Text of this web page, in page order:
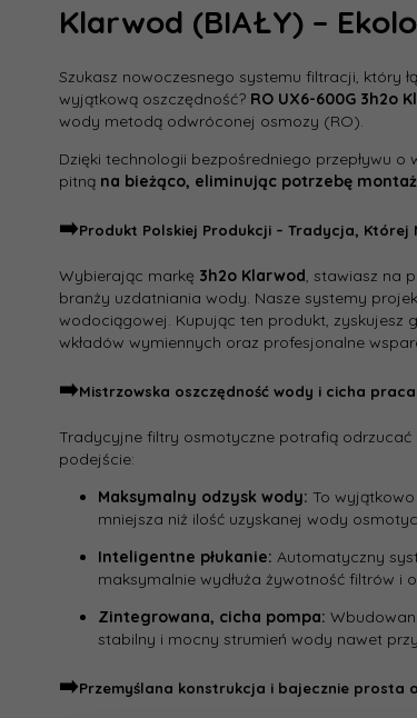
Klarwod (BIAŁY) –
Szukasz nowoczesnego systemu filtracji, który
wyjątkową oszczędność? RO UX6-600G 3h2o
wody metodą odwróconej osmozy (RO).
Dzięki technologii bezpośredniego przepływu
pitną na bieżąco, eliminując potrzebę
➡️Produkt Polskiej Produkcji – Tradycja, Której
Wybierając markę 3h2o Klarwod, stawiasz na
branży uzdatniania wody. Nasze systemy
wodociągowej. Kupując ten produkt, zyskujesz
wkładów wymiennych oraz profesjonalne
➡️Mistrzowska oszczędność wody i cicha praca
Tradycyjne filtry osmotyczne potrafią odrzucać
podejście:
Maksymalny odzysk wody: To
mniejsza niż ilość uzyskanej wody
Inteligentne płukanie: Automatyczny
maksymalnie wydłuża żywotność filtrów i
Zintegrowana, cicha pompa:
stabilny i mocny strumień wody nawet
➡️Przemyślana konstrukcja i bajecznie prosta